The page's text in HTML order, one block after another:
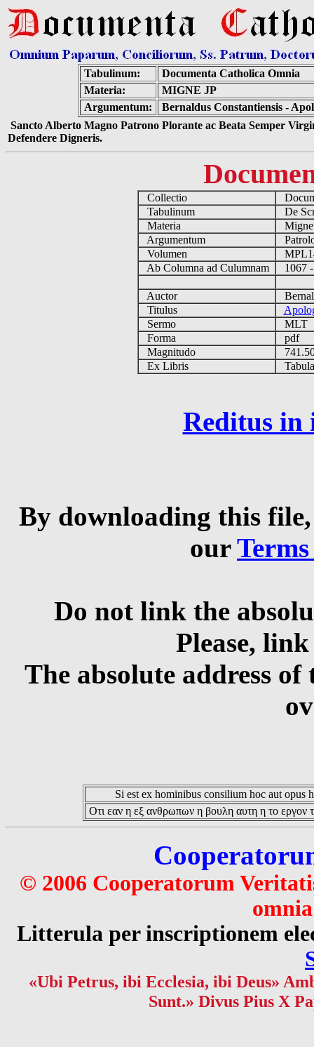
Tabulinum:
Documenta Catholica Omnia
Materia:
MIGNE JP
Argumentum:
Bernaldus Constantiensis -
Sancto Alberto Magno Patrono Plorante ac Beata Semper
Defendere Digneris.
Collectio
Tabulinum
De
Materia
Argumentum
Volumen
Ab Columna ad Culumnam
1067
Auctor
Titulus
Sermo
MLT
Forma
pdf
Magnitudo
Ex Libris
Reditus in
By downloading this
our
Do not link the
Please,
The absolute address
Si est ex hominibus consilium hoc aut opus
Οτι εαν η εξ ανθρωπων η βουλη αυτη η το εργον
© 2006 Cooperatorum
Litterula per inscriptionem
«Ubi Petrus, ibi Ecclesia, ibi Deus»
Sunt.» Divus Pius X